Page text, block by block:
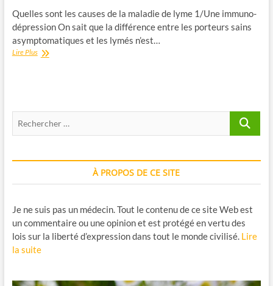
Quelles sont les causes de la maladie de lyme 1/Une immuno-
dépression On sait que la différence entre les porteurs sains
asymptomatiques et les lymés n’est…
Lire PlusLES
À PROPOS DE CE SITE
Je ne suis pas un médecin. Tout le contenu de ce site Web est
un commentaire ou une opinion et est protégé en vertu des
lois sur la liberté d’expression dans tout le monde civilisé. Lire
la suite